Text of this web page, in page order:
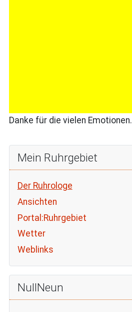
Danke für die vielen Emotionen.
Mein Ruhrgebiet
Der Ruhrologe
Ansichten
Portal:Ruhrgebiet
Wetter
Weblinks
NullNeun